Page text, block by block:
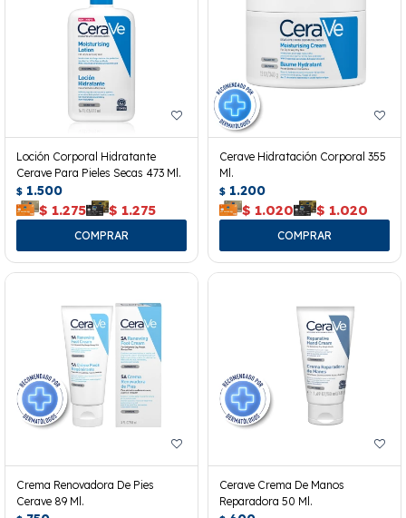
Loción Corporal Hidratante
Cerave Para Pieles Secas 473 Ml.
$ 1.500
$ 1.275 $ 1.275
Cerave Hidratación Corporal 355
Ml.
$ 1.200
$ 1.020 $ 1.020
Crema Renovadora De Pies
Cerave 89 Ml.
Cerave Crema De Manos
Reparadora 50 Ml.